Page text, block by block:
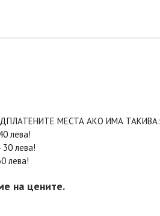
МЕСТА АКО ИМА ТАКИВА:
лева!
лева!
лева!
на цените.